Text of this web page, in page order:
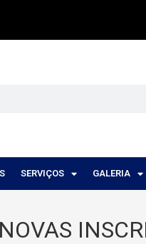
SERVIÇOS GALERIA